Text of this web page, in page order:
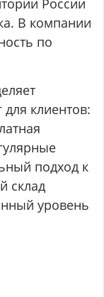
В компании
по
клиентов:
подход к
склад
уровень